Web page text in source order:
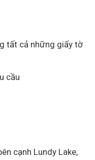
tất cả những giấy tờ
cầu
cạnh Lundy Lake,